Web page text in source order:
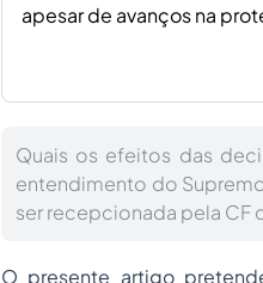
apesar de avanços na
Quais os efeitos das
entendimento do
ser recepcionada pela CF
O presente artigo